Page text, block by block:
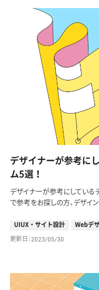
デザイナーが参考に
ム5選！
デザイナーが参考にしている
で参考をお探しの方、デザイ
UIUX・サイト設計 Webデ
更新日 2023/05/30